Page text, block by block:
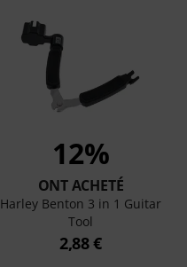
12%
ONT ACHETÉ
Harley Benton 3 in 1 Guitar
Tool
2,88 €